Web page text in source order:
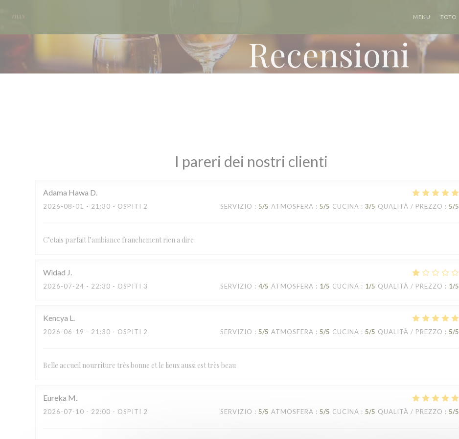
MENU FOTO
Recensioni
I pareri dei nostri clienti
Adama Hawa D
2026-08-01 - 21:30 - OSPITI 2 SERVIZIO : 5/5 ATMOSFERA : 5/5 CUCINA : 3/5 QUALITÀ / PREZZO : 5/5
C’etais parfait l’ambiance franchement rien a dire
Widad J
2026-07-24 - 22:30 - OSPITI 3 SERVIZIO : 4/5 ATMOSFERA : 1/5 CUCINA : 1/5 QUALITÀ / PREZZO : 1/5
Kencya L
2026-06-19 - 21:30 - OSPITI 2 SERVIZIO : 5/5 ATMOSFERA : 5/5 CUCINA : 5/5 QUALITÀ / PREZZO : 5/5
Belle accueil nourriture très bonne et le lieux aussi est très beau
Eureka M
2026-07-10 - 22:00 - OSPITI 2 SERVIZIO : 5/5 ATMOSFERA : 5/5 CUCINA : 5/5 QUALITÀ / PREZZO : 5/5